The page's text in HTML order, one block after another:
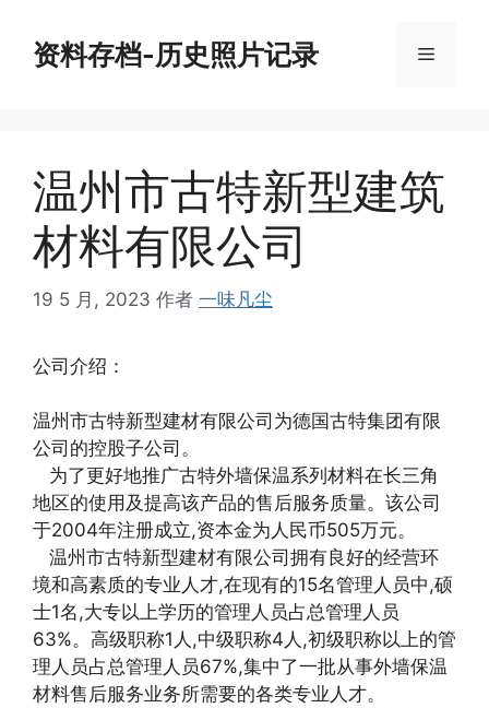
资料存档-历史照片记录 菜
温州市古特新型建筑
材料有限公司
19 5 月, 2023 作者 一味凡尘
公司介绍：
温州市古特新型建材有限公司为德国古特集团有限
公司的控股子公司。
为了更好地推广古特外墙保温系列材料在长三角
地区的使用及提高该产品的售后服务质量。该公司
于2004年注册成立,资本金为人民币505万元。
温州市古特新型建材有限公司拥有良好的经营环
境和高素质的专业人才,在现有的15名管理人员中,硕
士1名,大专以上学历的管理人员占总管理人员
63%。高级职称1人,中级职称4人,初级职称以上的管
理人员占总管理人员67%,集中了一批从事外墙保温
材料售后服务业务所需要的各类专业人才。